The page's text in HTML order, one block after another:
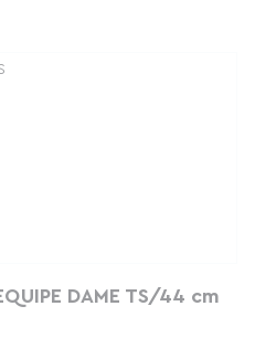
DAME TS/44 cm